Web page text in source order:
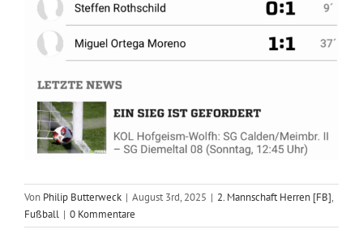
Von Philip Butterweck | August 3rd, 2025 | 2. Mannschaft Herren [FB],
Fußball | 0 Kommentare